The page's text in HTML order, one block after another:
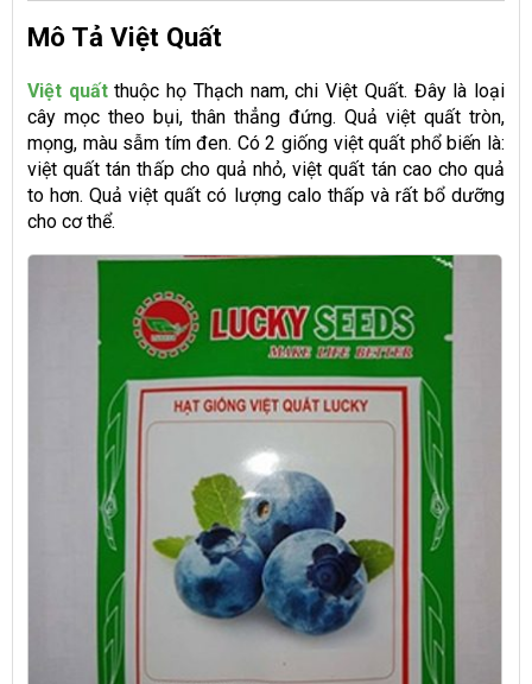
Mô Tả Việt Quất
Việt quấtthuộc họ Thạch nam, chi Việt Quất. Đây là loại
cây mọc theo bụi, thân thẳng đứng. Quả việt quất tròn,
mọng, màu sẫm tím đen. Có 2 giống việt quất phổ biến là:
việt quất tán thấp cho quả nhỏ, việt quất tán cao cho quả
to hơn. Quả việt quất có lượng calo thấp và rất bổ dưỡng
cho cơ thể.